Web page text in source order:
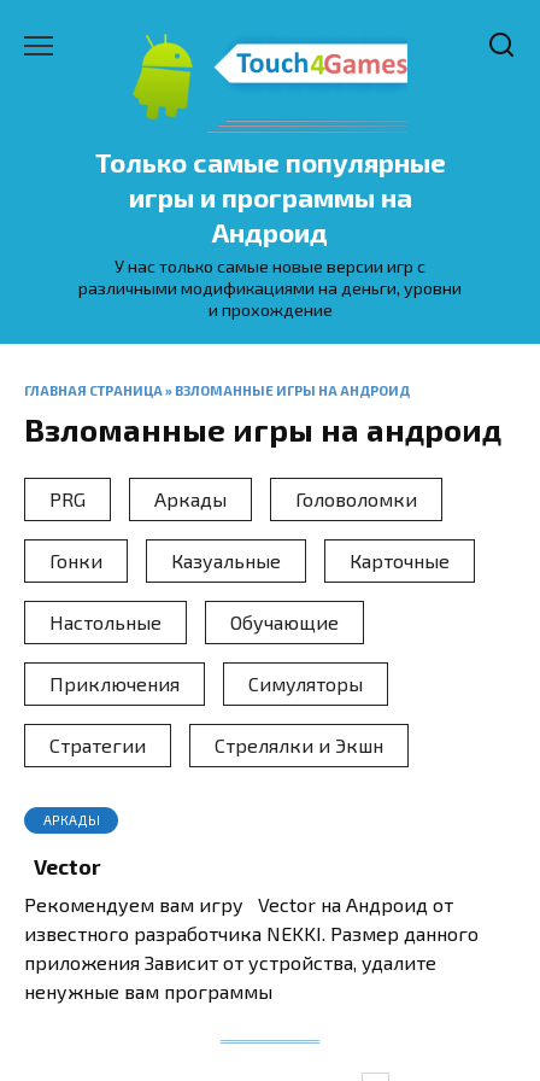
Только самые популярные
игры и программы на
Андроид
У нас только самые новые версии игр с
различными модификациями на деньги, уровни
и прохождение
ГЛАВНАЯ СТРАНИЦА» ВЗЛОМАННЫЕ ИГРЫ НА АНДРОИД
Взломанные игры на андроид
PRG Аркады Головоломки
Гонки Казуальные Карточные
Настольные Обучающие
Приключения Симуляторы
Стратегии Стрелялки и Экшн
АРКАДЫ
Vector
Рекомендуем вам игру Vector на Андроид от
известного разработчика NEKKI. Размер данного
приложения Зависит от устройства, удалите
ненужные вам программы